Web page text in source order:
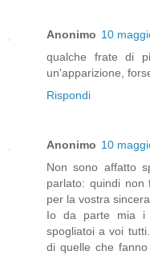
Anonimo 10
qualche frate di
un'apparizione,
Rispondi
Anonimo 10
Non sono affatto
parlato: quindi non
per la vostra
Io da parte mia i
spogliatoi a voi
di quelle che